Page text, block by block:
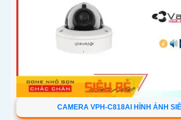
CAMERA VPH-C818AI HÌNH ẢNH